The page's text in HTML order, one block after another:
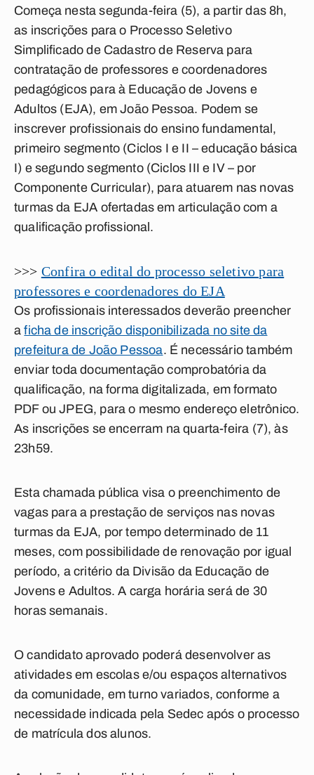
Começa nesta segunda-feira (5), a partir das 8h,
as inscrições para o Processo Seletivo
Simplificado de Cadastro de Reserva para
contratação de professores e coordenadores
pedagógicos para à Educação de Jovens e
Adultos (EJA), em João Pessoa. Podem se
inscrever profissionais do ensino fundamental,
primeiro segmento (Ciclos I e II – educação básica
I) e segundo segmento (Ciclos III e IV – por
Componente Curricular), para atuarem nas novas
turmas da EJA ofertadas em articulação com a
qualificação profissional.
>>> Confira o edital do processo seletivo para
professores e coordenadores do EJA
Os profissionais interessados deverão preencher
aficha de inscrição disponibilizada no site da
prefeitura de João Pessoa. É necessário também
enviar toda documentação comprobatória da
qualificação, na forma digitalizada, em formato
PDF ou JPEG, para o mesmo endereço eletrônico.
As inscrições se encerram na quarta-feira (7), às
23h59.
Esta chamada pública visa o preenchimento de
vagas para a prestação de serviços nas novas
turmas da EJA, por tempo determinado de 11
meses, com possibilidade de renovação por igual
período, a critério da Divisão da Educação de
Jovens e Adultos. A carga horária será de 30
horas semanais.
O candidato aprovado poderá desenvolver as
atividades em escolas e/ou espaços alternativos
da comunidade, em turno variados, conforme a
necessidade indicada pela Sedec após o processo
de matrícula dos alunos.